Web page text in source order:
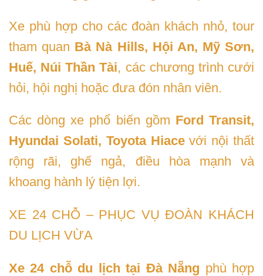
Xe phù hợp cho các đoàn khách nhỏ, tour
tham quan Bà Nà Hills, Hội An, Mỹ Sơn,
Huế, Núi Thần Tài, các chương trình cưới
hỏi, hội nghị hoặc đưa đón nhân viên.
Các dòng xe phổ biến gồm Ford Transit,
Hyundai Solati, Toyota Hiacevới nội thất
rộng rãi, ghế ngả, điều hòa mạnh và
khoang hành lý tiện lợi.
XE 24 CHỖ – PHỤC VỤ ĐOÀN KHÁCH
DU LỊCH VỪA
Xe 24 chỗ du lịch tại Đà Nẵng phù hợp